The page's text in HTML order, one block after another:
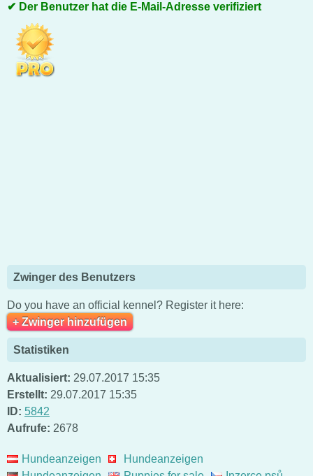
Der Benutzer hat die E-Mail-Adresse verifiziert
Zwinger des Benutzers
Do you have an official kennel? Register it here:
+ Zwinger hinzufügen
Statistiken
Aktualisiert: 29.07.2017 15:35
Erstellt: 29.07.2017 15:35
ID: 5842
Aufrufe: 2678
Hundeanzeigen
Hundeanzeigen